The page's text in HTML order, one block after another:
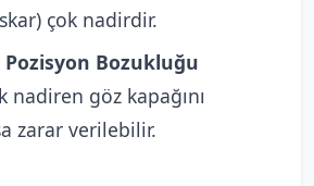
çok nadirdir.
Pozisyon Bozukluğu
nadiren göz kapağını
zarar verilebilir.